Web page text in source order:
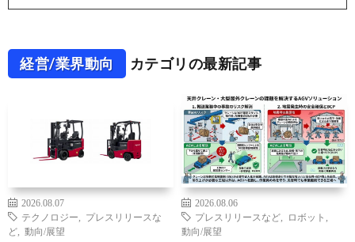
経営/業界動向 カテゴリの最新記事
2026.08.07
テクノロジー
プレスリリースな
ど
動向/展望
2026.08.06
プレスリリースなど
ロボット
動向/展望